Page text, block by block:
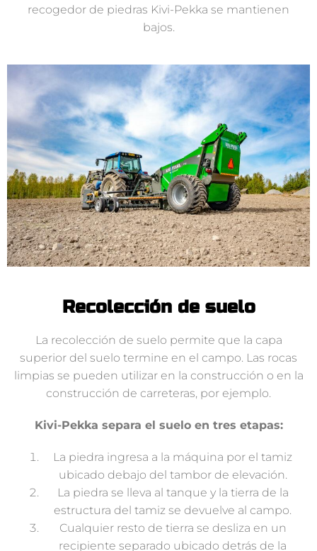
recogedor de piedras Kivi-Pekka se mantienen
bajos.
Recolección de suelo
La recolección de suelo permite que la capa
superior del suelo termine en el campo. Las rocas
limpias se pueden utilizar en la construcción o en la
construcción de carreteras, por ejemplo.
Kivi-Pekka separa el suelo en tres etapas:
La piedra ingresa a la máquina por el tamiz
ubicado debajo del tambor de elevación.
La piedra se lleva al tanque y la tierra de la
estructura del tamiz se devuelve al campo.
Cualquier resto de tierra se desliza en un
recipiente separado ubicado detrás de la